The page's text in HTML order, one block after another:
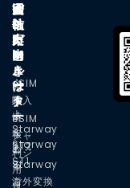
W
i
F
i
ル
ー
タ
ー
Starway
ST1
通
信
ガ
ジ
ェ
ッ
ト
Starway
ST2
Starway
海外変換
e
S
I
M
eSIM
購入
eSIM
チャ
ージ
困
っ
た
と
き
は
よ
く
あ
る
ご
会
社
案
内
企
業
情
報
利
用